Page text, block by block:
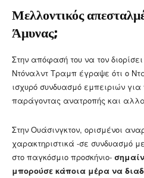
Μελλοντικός
Άμυνας;
Στην απόφασή του να τον
Ντόναλντ Τραμπ έγραψε ότι ο
ισχυρό συνδυασμό εμπειριών
παράγοντας ανατροπής και
Στην Ουάσινγκτον, ορισμένοι
χαρακτηριστικά -σε συνδυασμό
στο παγκόσμιο προσκήνιο-
μπορούσε κάποια μέρα να